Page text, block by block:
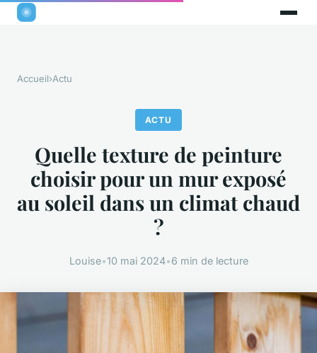
Accueil›Actu
ACTU
Quelle texture de peinture
choisir pour un mur exposé
au soleil dans un climat chaud
?
Louise•10 mai 2024•6 min de lecture